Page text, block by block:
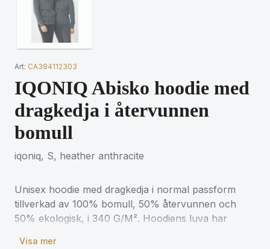
Art: CA394112303
IQONIQ Abisko hoodie med
dragkedja i återvunnen
bomull
iqoniq, S, heather anthracite
Unisex hoodie med dragkedja i normal passform
tillverkad av 100% bomull, 50% återvunnen och
50% ekologisk, i 340 G/M². Hoodiens luva har
Visa mer